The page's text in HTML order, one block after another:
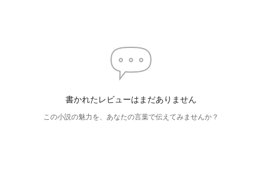
書かれたレビューはまだありません
この小説の魅力を、あなたの言葉で伝えてみませんか？